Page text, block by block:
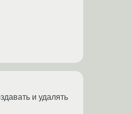
и удалять